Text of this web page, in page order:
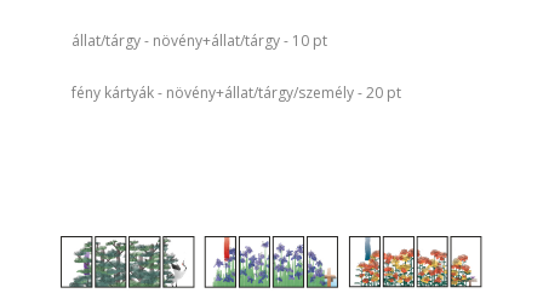
állat/tárgy - növény+állat/tárgy - 10 pt
fény kártyák - növény+állat/tárgy/személy - 20 pt